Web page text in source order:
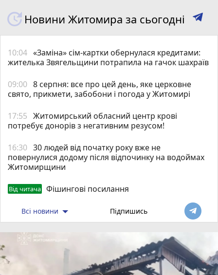
Новини Житомира за сьогодні
10:04 «Заміна» сім-картки обернулася кредитами:
жителька Звягельщини потрапила на гачок шахраїв
09:00 8 серпня: все про цей день, яке церковне
свято, прикмети, забобони і погода у Житомирі
17:55 Житомирський обласний центр крові
потребує донорів з негативним резусом!
16:30 30 людей від початку року вже не
повернулися додому після відпочинку на водоймах
Житомирщини
Від читача Фішингові посилання
Всі новини Підпишись